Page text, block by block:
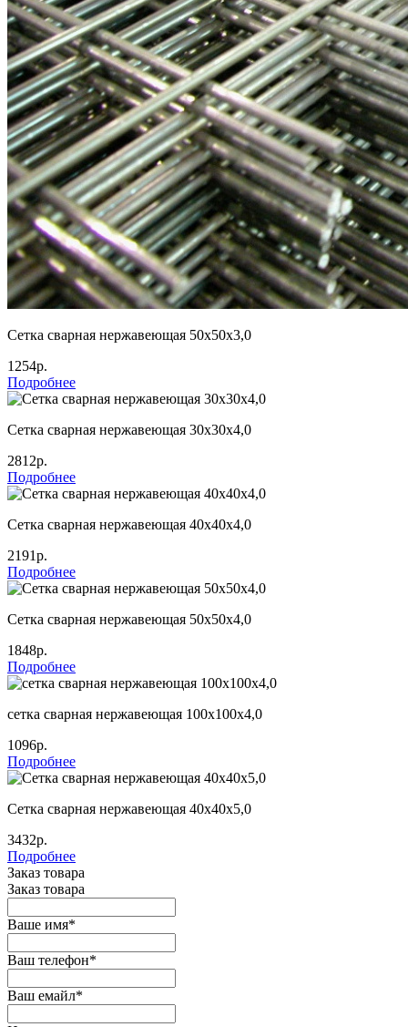
Сетка сварная нержавеющая 50х50х3,0
1254р.
Подробнее
Сетка сварная нержавеющая 30х30х4,0
2812р.
Подробнее
Сетка сварная нержавеющая 40х40х4,0
2191р.
Подробнее
Сетка сварная нержавеющая 50х50х4,0
1848р.
Подробнее
сетка сварная нержавеющая 100х100х4,0
1096р.
Подробнее
Сетка сварная нержавеющая 40х40х5,0
3432р.
Подробнее
Заказ товара
Заказ товара
Ваше имя*
Ваш телефон*
Ваш емайл*